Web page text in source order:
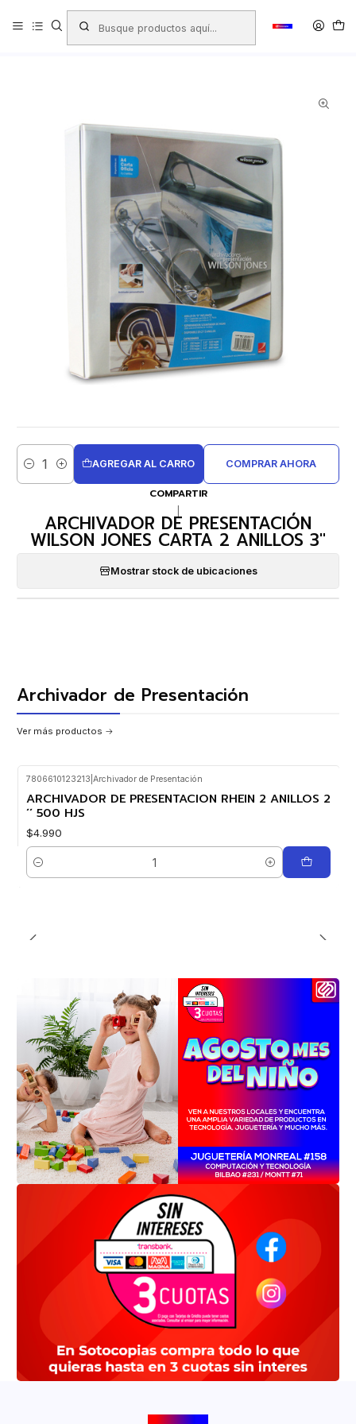
Productos LIBRERIA Oficina Archivo Archivadores
Archivador de Presentación
ARCHIVADOR DE PRESENTACIÓN WILSON JONES CARTA 2
Cantidad
AGREGAR AL CARRO COMPRAR AHORA
COMPARTIR
ARCHIVADOR DE PRESENTACIÓN
WILSON JONES CARTA 2 ANILLOS 3''
Mostrar stock de ubicaciones
Archivador de Presentación
Ver más productos
7806610123213 Archivador de Presentación
ARCHIVADOR DE PRESENTACION RHEIN 2 ANILLOS 2
´´ 500 HJS
$4.990
Cantidad